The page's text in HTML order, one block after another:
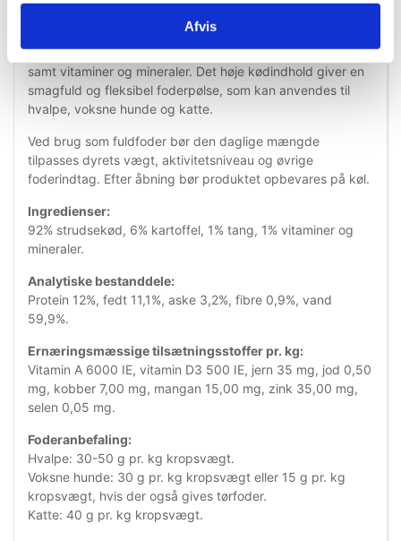
Afvis
Feed'it Pure Ostrich indeholder strudsekød, kartoffel, tang
samt vitaminer og mineraler. Det høje kødindhold giver en
smagfuld og fleksibel foderpølse, som kan anvendes til
hvalpe, voksne hunde og katte.
Ved brug som fuldfoder bør den daglige mængde
tilpasses dyrets vægt, aktivitetsniveau og øvrige
foderindtag. Efter åbning bør produktet opbevares på køl.
Ingredienser:
92% strudsekød, 6% kartoffel, 1% tang, 1% vitaminer og
mineraler.
Analytiske bestanddele:
Protein 12%, fedt 11,1%, aske 3,2%, fibre 0,9%, vand
59,9%.
Ernæringsmæssige tilsætningsstoffer pr. kg:
Vitamin A 6000 IE, vitamin D3 500 IE, jern 35 mg, jod 0,50
mg, kobber 7,00 mg, mangan 15,00 mg, zink 35,00 mg,
selen 0,05 mg.
Foderanbefaling:
Hvalpe: 30-50 g pr. kg kropsvægt.
Voksne hunde: 30 g pr. kg kropsvægt eller 15 g pr. kg
kropsvægt, hvis der også gives tørfoder.
Katte: 40 g pr. kg kropsvægt.